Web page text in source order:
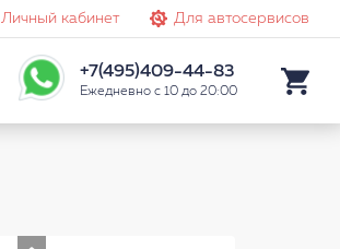
Личный кабинет Для автосервисов
+7(495)409-44-83
Ежедневно с 10 до 20:00